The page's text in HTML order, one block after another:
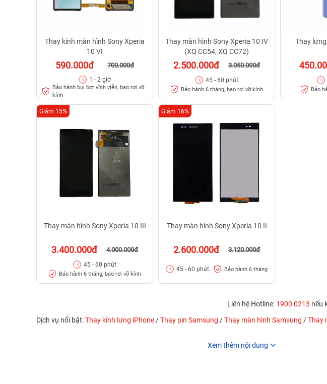
Thay kính màn hình Sony Xperia
10 VI
590.000đ 700.000đ
1 - 2 giờ
Bảo hành bụi bọt vĩnh viễn, bao rơi vỡ
kính
Thay màn hình Sony Xperia 10 IV
(XQ CC54, XQ CC72)
2.500.000đ 3.050.000đ
45 - 60 phút
Bảo hành 6 tháng, bao rơi vỡ kính
Thay
Bảo
Thay màn hình Sony Xperia 10 III
3.400.000đ 4.000.000đ
Giảm 15%
45 - 60 phút
Bảo hành 6 tháng, bao rơi vỡ kính
Thay màn hình Sony Xperia 10 II
2.600.000đ 3.120.000đ
Giảm 16%
45 - 60 phút Bảo hành 6 tháng
Liên hệ Hotline: 1900 0213 nếu
Dịch vụ nổi bật:Thay kính lưng iPhone /Thay pin Samsung /Thay màn hình Samsung /Thay
Xem thêm nội dung